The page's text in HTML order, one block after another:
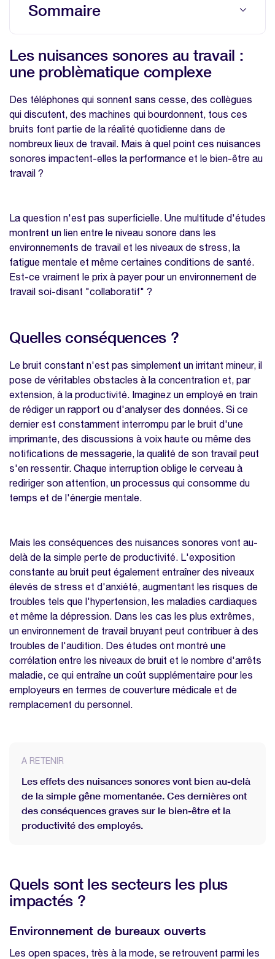
Sommaire
problèmatique complexe
Quelles conséquences ?
Quels sont les secteurs les plus impactés ?
Environnement de bureaux ouverts
Usines et ateliers
Le secteur de la santé
Isolation acoustique
Espaces dédiés
Sensibilisation et formation
Utilisation de casques à réduction de bruit
Comment sensibiliser sur les nuisances
Évaluation et suivi
FAQ
A partir de quel niveau de décibels le son
devient-il une nuisance ?
Est-il possible de complètement éliminer le
bruit au travail ?
Quels sont les symptômes d'une exposition
prolongée au bruit ?
thématique
Enquête bien-être collaborateurs
Modèle de calendrier d'activités internes
Modèle de rapport d'étonnement
Les nuisances sonores au travail :
une problèmatique complexe
Des téléphones qui sonnent sans cesse, des collègues
qui discutent, des machines qui bourdonnent, tous ces
bruits font partie de la réalité quotidienne dans de
nombreux lieux de travail. Mais à quel point ces nuisances
sonores impactent-elles la performance et le bien-être au
travail ?
La question n'est pas superficielle. Une multitude d'études
montrent un lien entre le niveau sonore dans les
environnements de travail et les niveaux de stress, la
fatigue mentale et même certaines conditions de santé.
Est-ce vraiment le prix à payer pour un environnement de
travail soi-disant "collaboratif" ?
Quelles conséquences ?
Le bruit constant n'est pas simplement un irritant mineur, il
pose de véritables obstacles à la concentration et, par
extension, à la productivité. Imaginez un employé en train
de rédiger un rapport ou d'analyser des données. Si ce
dernier est constamment interrompu par le bruit d'une
imprimante, des discussions à voix haute ou même des
notifications de messagerie, la qualité de son travail peut
s'en ressentir. Chaque interruption oblige le cerveau à
rediriger son attention, un processus qui consomme du
temps et de l'énergie mentale.
Mais les conséquences des nuisances sonores vont au-
delà de la simple perte de productivité. L'exposition
constante au bruit peut également entraîner des niveaux
élevés de stress et d'anxiété, augmentant les risques de
troubles tels que l'hypertension, les maladies cardiaques
et même la dépression. Dans les cas les plus extrêmes,
un environnement de travail bruyant peut contribuer à des
troubles de l'audition. Des études ont montré une
corrélation entre les niveaux de bruit et le nombre d'arrêts
maladie, ce qui entraîne un coût supplémentaire pour les
employeurs en termes de couverture médicale et de
remplacement du personnel.
A RETENIR
Les effets des nuisances sonores vont bien au-delà
de la simple gêne momentanée. Ces dernières ont
des conséquences graves sur le bien-être et la
productivité des employés.
Quels sont les secteurs les plus
impactés ?
Environnement de bureaux ouverts
Les open spaces, très à la mode, se retrouvent parmi les